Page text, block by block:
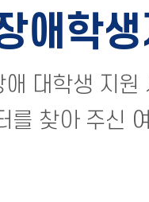
애학생
대학생 지원
를 찾아 주신